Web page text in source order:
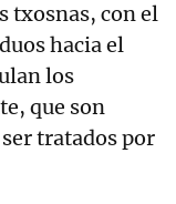
txosnas, con el
hacia el
los
que son
tratados por